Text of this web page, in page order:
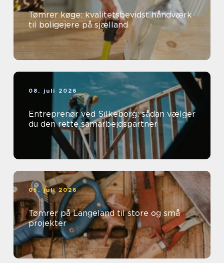
Tømrer køge: kvalitetsbevidst håndværk
til boligejere på sjælland
08. juli 2026
Entreprenør ved Silkeborg: sådan vælger
du den rette samarbejdspartner
05. juli 2026
Tømrer på Langeland til store og små
projekter